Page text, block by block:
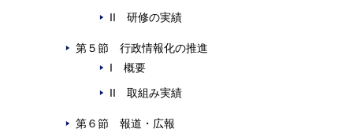
II 研修の実績
第５節 行政情報化の推進
I 概要
II 取組み実績
第６節 報道・広報